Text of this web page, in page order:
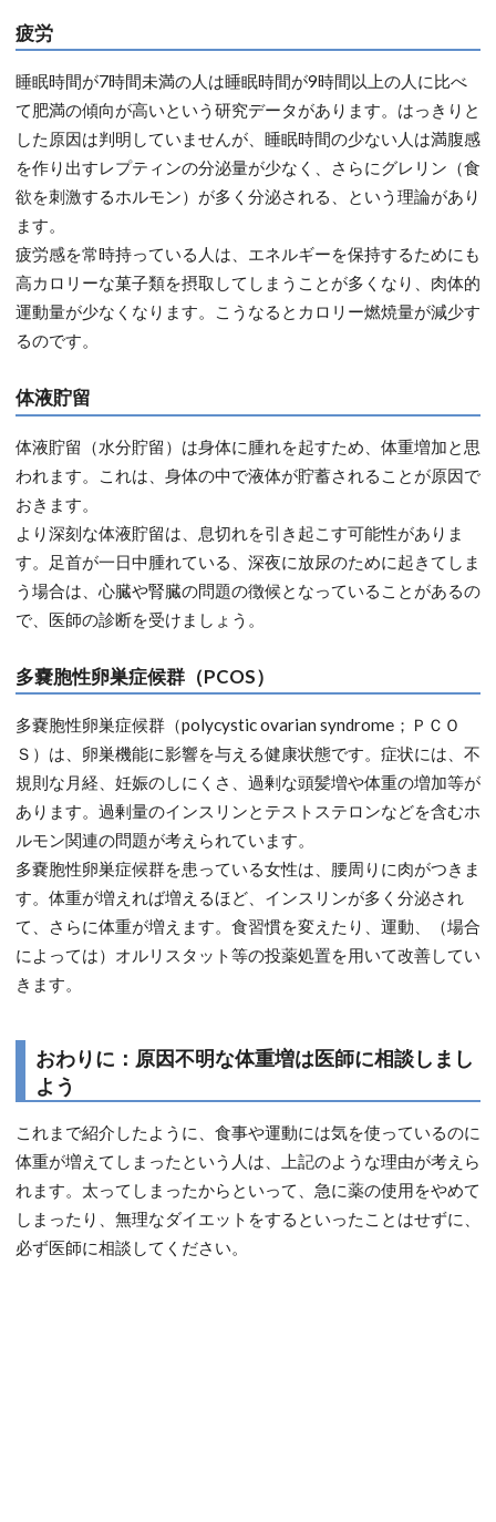
疲労
睡眠時間が7時間未満の人は睡眠時間が9時間以上の人に比べ
て肥満の傾向が高いという研究データがあります。はっきりと
した原因は判明していませんが、睡眠時間の少ない人は満腹感
を作り出すレプティンの分泌量が少なく、さらにグレリン（食
欲を刺激するホルモン）が多く分泌される、という理論があり
ます。
疲労感を常時持っている人は、エネルギーを保持するためにも
高カロリーな菓子類を摂取してしまうことが多くなり、肉体的
運動量が少なくなります。こうなるとカロリー燃焼量が減少す
るのです。
体液貯留
体液貯留（水分貯留）は身体に腫れを起すため、体重増加と思
われます。これは、身体の中で液体が貯蓄されることが原因で
おきます。
より深刻な体液貯留は、息切れを引き起こす可能性がありま
す。足首が一日中腫れている、深夜に放尿のために起きてしま
う場合は、心臓や腎臓の問題の徴候となっていることがあるの
で、医師の診断を受けましょう。
多嚢胞性卵巣症候群（PCOS）
多嚢胞性卵巣症候群（polycystic ovarian syndrome；ＰＣＯ
Ｓ）は、卵巣機能に影響を与える健康状態です。症状には、不
規則な月経、妊娠のしにくさ、過剰な頭髪増や体重の増加等が
あります。過剰量のインスリンとテストステロンなどを含むホ
ルモン関連の問題が考えられています。
多嚢胞性卵巣症候群を患っている女性は、腰周りに肉がつきま
す。体重が増えれば増えるほど、インスリンが多く分泌され
て、さらに体重が増えます。食習慣を変えたり、運動、（場合
によっては）オルリスタット等の投薬処置を用いて改善してい
きます。
おわりに：原因不明な体重増は医師に相談しまし
よう
これまで紹介したように、食事や運動には気を使っているのに
体重が増えてしまったという人は、上記のような理由が考えら
れます。太ってしまったからといって、急に薬の使用をやめて
しまったり、無理なダイエットをするといったことはせずに、
必ず医師に相談してください。